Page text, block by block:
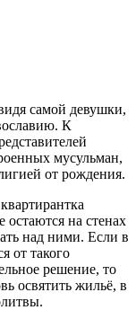
самой девушки,
К
мусульман,
от рождения.
на стенах
над ними. Если в
от такого
решение, то
освятить жильё, в